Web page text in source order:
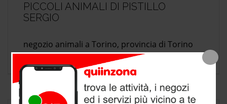
PICCOLI ANIMALI DI PISTILLO
SERGIO
negozio animali a Torino, provincia di Torino